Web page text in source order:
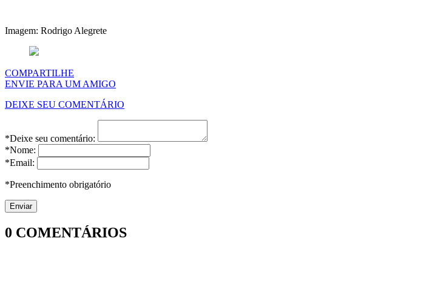
Imagem: Rodrigo Alegrete
COMPARTILHE
ENVIE PARA UM AMIGO
DEIXE SEU COMENTÁRIO
*Deixe seu comentário:
*Nome:
*Email:
*Preenchimento obrigatório
0 COMENTÁRIOS